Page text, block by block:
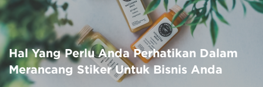
Hal Yang Perlu Anda Perhatikan Dalam
Merancang Stiker Untuk Bisnis Anda